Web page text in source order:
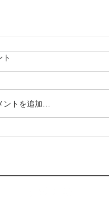
子様連れ歓迎です
ントを追加…